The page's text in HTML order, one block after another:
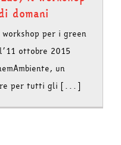
domani
per i green
ottobre 2015
un
per tutti gli [...]